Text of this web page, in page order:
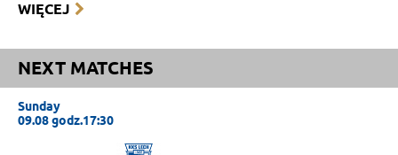
WIĘCEJ
NEXT MATCHES
Sunday
09.08 godz.17:30